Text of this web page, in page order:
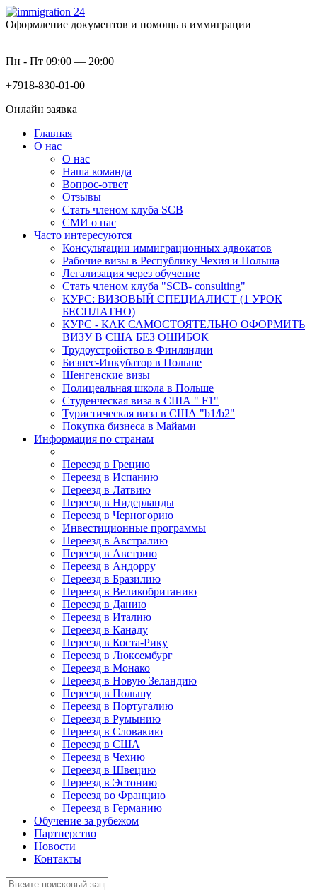
Оформление документов и помощь в иммиграции
Пн - Пт 09:00 — 20:00
+7918-830-01-00
Онлайн заявка
Главная
О нас
О нас
Наша команда
Вопрос-ответ
Отзывы
Стать членом клуба SCB
СМИ о нас
Часто интересуются
Консультации иммиграционных адвокатов
Рабочие визы в Республику Чехия и Польша
Легализация через обучение
Стать членом клуба "SCB- consulting"
КУРС: ВИЗОВЫЙ СПЕЦИАЛИСТ (1 УРОК
БЕСПЛАТНО)
КУРС - КАК САМОСТОЯТЕЛЬНО ОФОРМИТЬ
ВИЗУ В США БЕЗ ОШИБОК
Трудоустройство в Финляндии
Бизнес-Инкубатор в Польше
Шенгенские визы
Полицеальная школа в Польше
Студенческая виза в США " F1"
Туристическая виза в США "b1/b2"
Покупка бизнеса в Майами
Информация по странам
Переезд в Грецию
Переезд в Испанию
Переезд в Латвию
Переезд в Нидерланды
Переезд в Черногорию
Инвестиционные программы
Переезд в Австралию
Переезд в Австрию
Переезд в Андорру
Переезд в Бразилию
Переезд в Великобританию
Переезд в Данию
Переезд в Италию
Переезд в Канаду
Переезд в Коста-Рику
Переезд в Люксембург
Переезд в Монако
Переезд в Новую Зеландию
Переезд в Польшу
Переезд в Португалию
Переезд в Румынию
Переезд в Словакию
Переезд в США
Переезд в Чехию
Переезд в Швецию
Переезд в Эстонию
Переезд во Францию
Переезд в Германию
Обучение за рубежом
Партнерство
Новости
Контакты